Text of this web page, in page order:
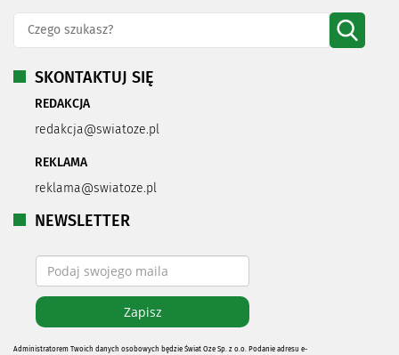
SKONTAKTUJ SIĘ
REDAKCJA
redakcja@swiatoze.pl
REKLAMA
reklama@swiatoze.pl
NEWSLETTER
Administratorem Twoich danych osobowych będzie Świat Oze Sp. z o.o. Podanie adresu e-